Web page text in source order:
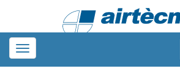
Toggle
navigation